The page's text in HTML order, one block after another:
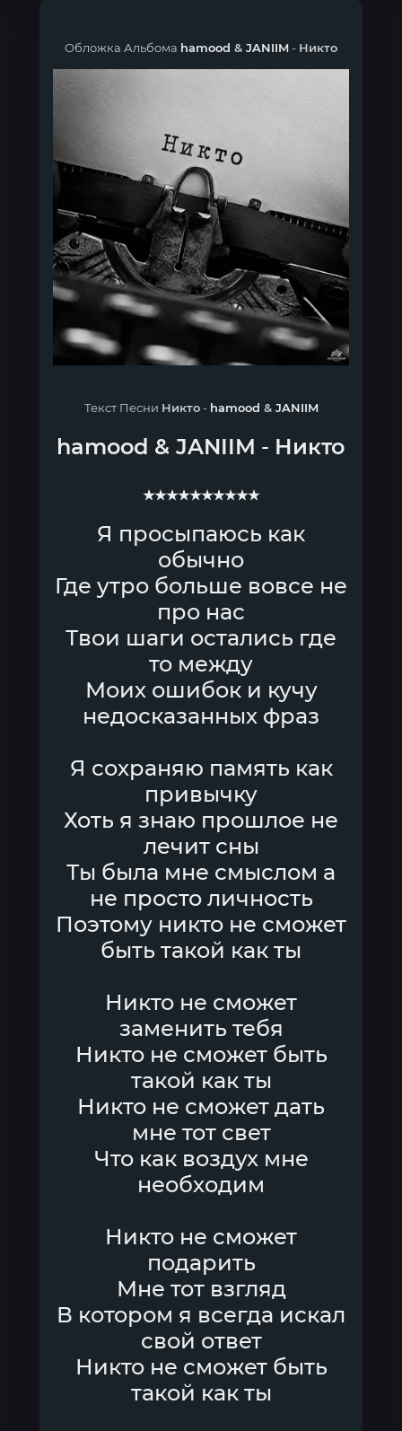
Обложка Альбома hamood & JANIIM- Никто
Текст Песни Никто- hamood & JANIIM
hamood & JANIIM - Никто
★★★★★★★★★★
Я просыпаюсь как
обычно
Где утро больше вовсе не
про нас
Твои шаги остались где
то между
Моих ошибок и кучу
недосказанных фраз
Я сохраняю память как
привычку
Хоть я знаю прошлое не
лечит сны
Ты была мне смыслом а
не просто личность
Поэтому никто не сможет
быть такой как ты
Никто не сможет
заменить тебя
Никто не сможет быть
такой как ты
Никто не сможет дать
мне тот свет
Что как воздух мне
необходим
Никто не сможет
подарить
Мне тот взгляд
В котором я всегда искал
свой ответ
Никто не сможет быть
такой как ты